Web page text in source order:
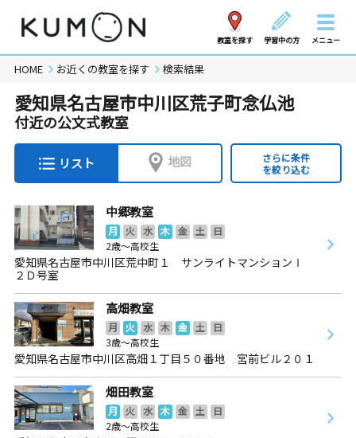
教室を探す 学習中の方 メニュー
HOME お近くの教室を探す 検索結果
愛知県名古屋市中川区荒子町念仏池
付近の公文式教室
リスト 地図
さらに条件
を絞り込む
中郷教室
月 火 水 木 金 土
日
2歳～高校生
愛知県名古屋市中川区荒中町１ サンライトマンションⅠ
２Ｄ号室
高畑教室
月 火 水 木 金 土
日
3歳～高校生
愛知県名古屋市中川区高畑１丁目５０番地 宮前ビル２０１
畑田教室
月 火 水 木 金 土
日
2歳～高校生